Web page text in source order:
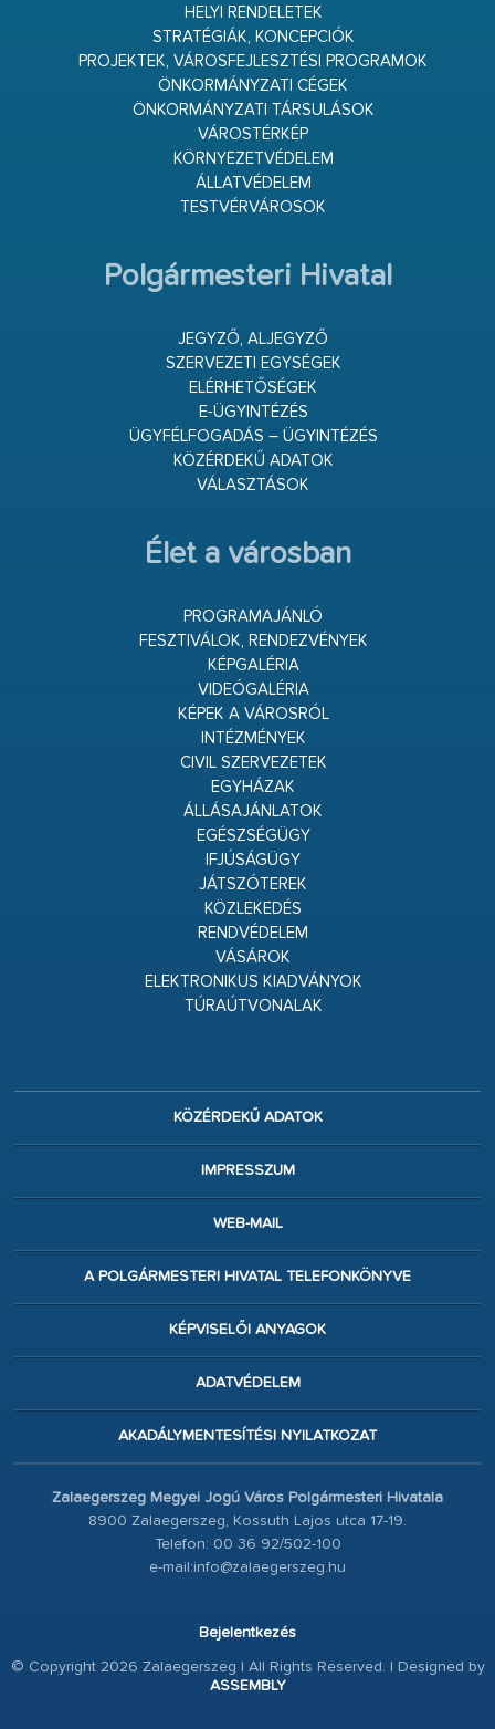
HELYI RENDELETEK
STRATÉGIÁK, KONCEPCIÓK
PROJEKTEK, VÁROSFEJLESZTÉSI PROGRAMOK
ÖNKORMÁNYZATI CÉGEK
ÖNKORMÁNYZATI TÁRSULÁSOK
VÁROSTÉRKÉP
KÖRNYEZETVÉDELEM
ÁLLATVÉDELEM
TESTVÉRVÁROSOK
Polgármesteri Hivatal
JEGYZŐ, ALJEGYZŐ
SZERVEZETI EGYSÉGEK
ELÉRHETŐSÉGEK
E-ÜGYINTÉZÉS
ÜGYFÉLFOGADÁS – ÜGYINTÉZÉS
KÖZÉRDEKŰ ADATOK
VÁLASZTÁSOK
Élet a városban
PROGRAMAJÁNLÓ
FESZTIVÁLOK, RENDEZVÉNYEK
KÉPGALÉRIA
VIDEÓGALÉRIA
KÉPEK A VÁROSRÓL
INTÉZMÉNYEK
CIVIL SZERVEZETEK
EGYHÁZAK
ÁLLÁSAJÁNLATOK
EGÉSZSÉGÜGY
IFJÚSÁGÜGY
JÁTSZÓTEREK
KÖZLEKEDÉS
RENDVÉDELEM
VÁSÁROK
ELEKTRONIKUS KIADVÁNYOK
TÚRAÚTVONALAK
KÖZÉRDEKŰ ADATOK
IMPRESSZUM
WEB-MAIL
A POLGÁRMESTERI HIVATAL TELEFONKÖNYVE
KÉPVISELŐI ANYAGOK
ADATVÉDELEM
AKADÁLYMENTESÍTÉSI NYILATKOZAT
Zalaegerszeg Megyei Jogú Város Polgármesteri Hivatala
8900 Zalaegerszeg, Kossuth Lajos utca 17-19.
Telefon: 00 36 92/502-100
e-mail:info@zalaegerszeg.hu
Bejelentkezés
© Copyright 2026 Zalaegerszeg | All Rights Reserved. | Designed by
ASSEMBLY